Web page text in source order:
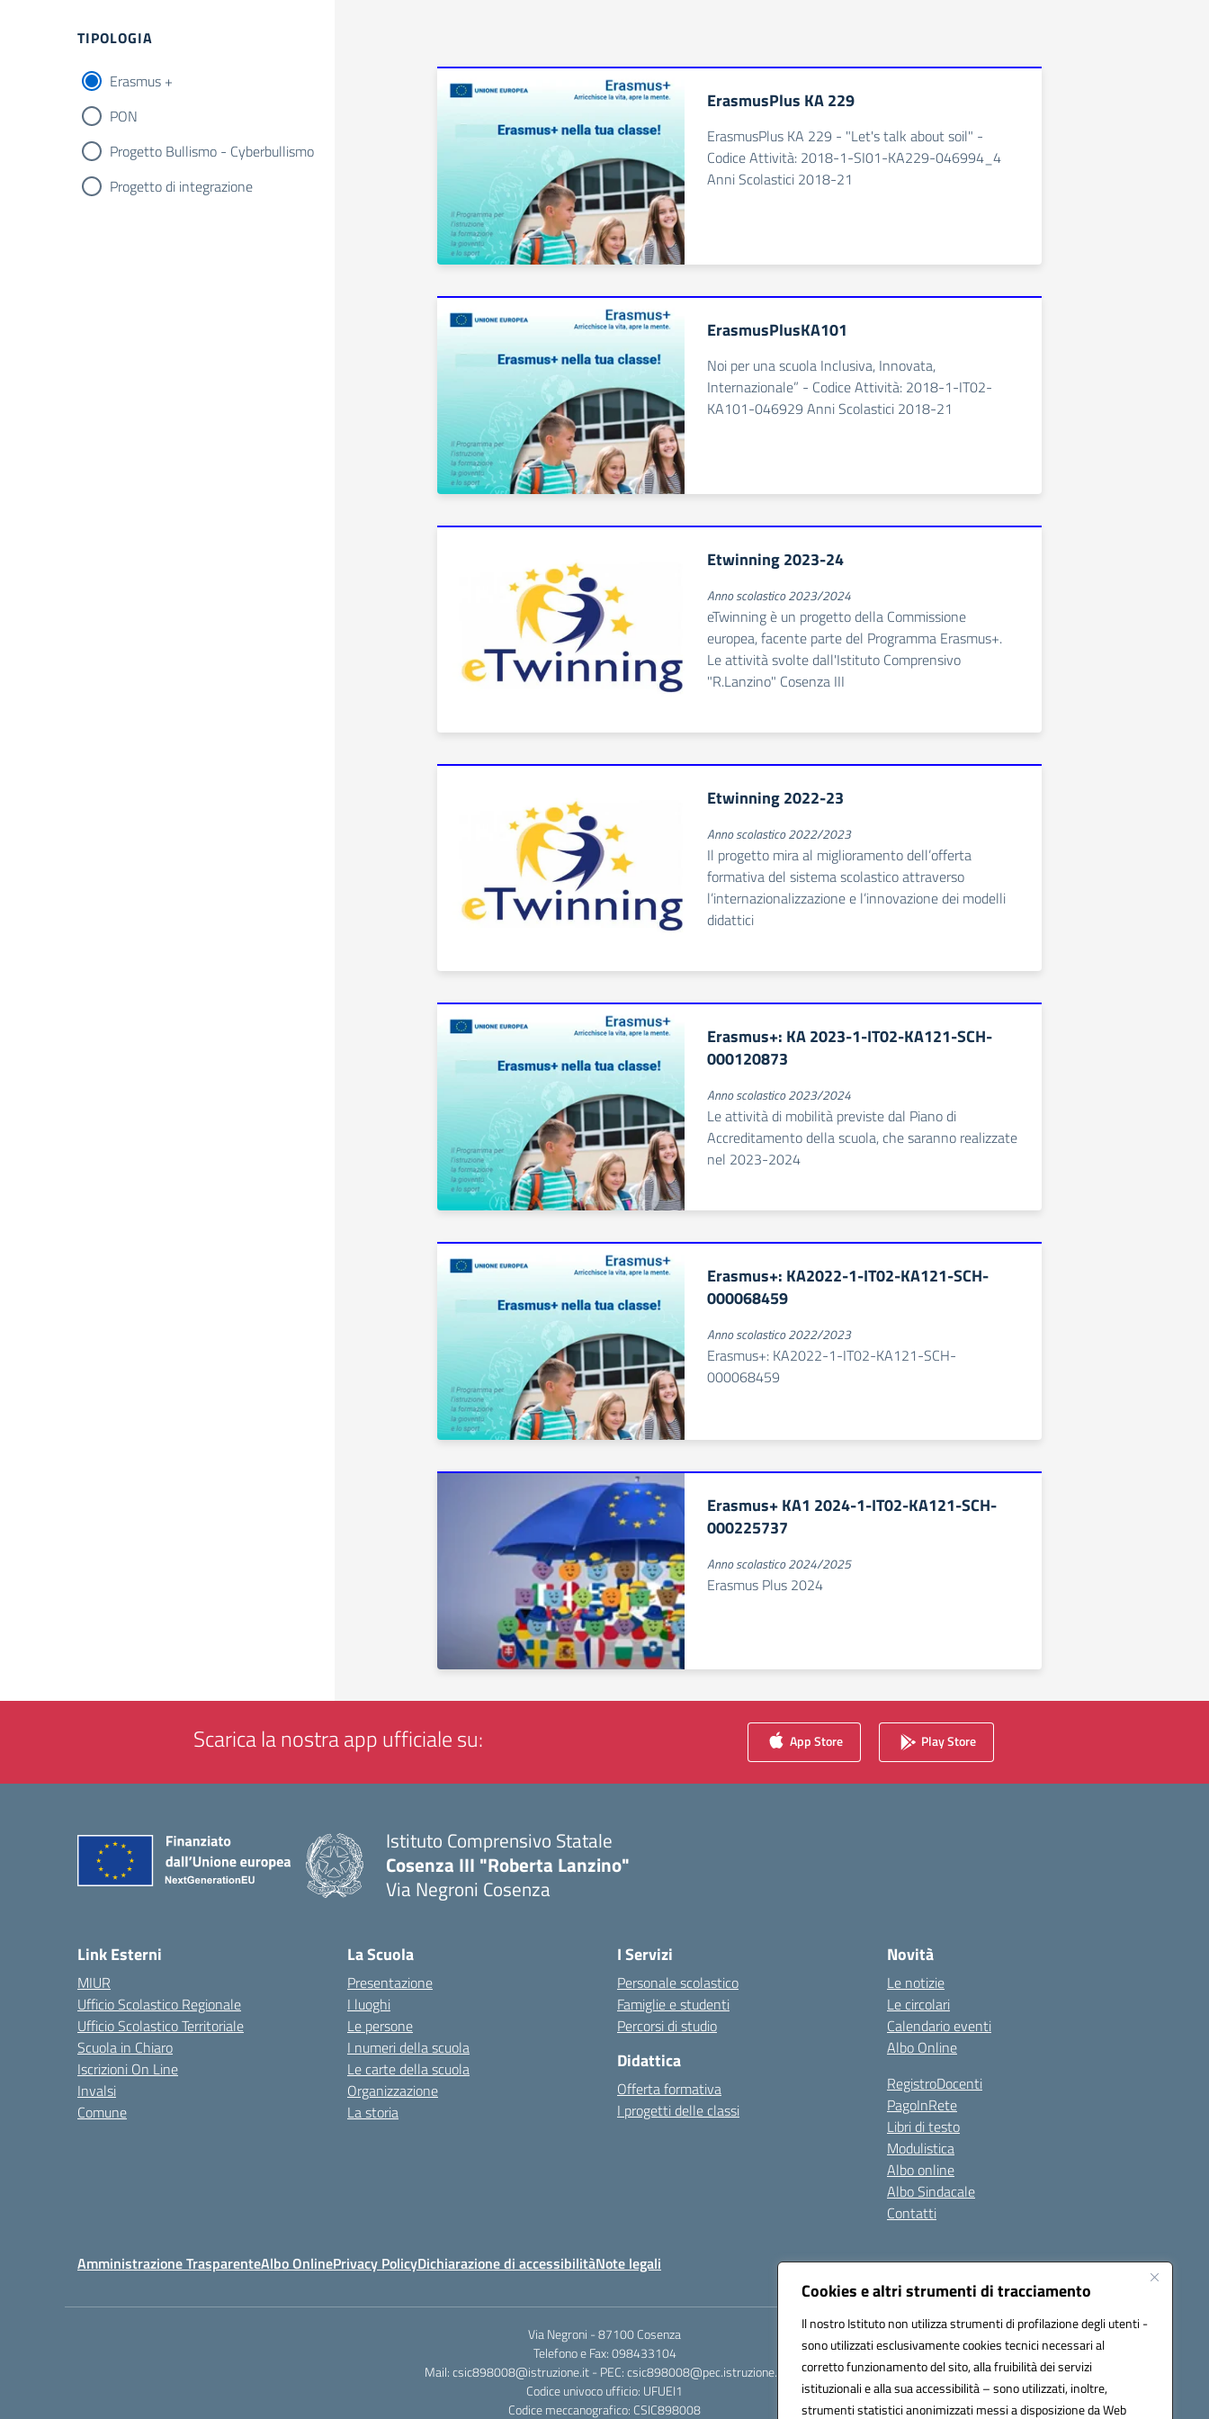
Cookies e altri strumenti di tracciamento
Il nostro Istituto non utilizza strumenti di profilazione degli utenti -
sono utilizzati esclusivamente cookies tecnici necessari al
corretto funzionamento del sito, alla fruibilità dei servizi
istituzionali e alla sua accessibilità – sono utilizzati, inoltre,
strumenti statistici anonimizzati messi a disposizione da Web
Filtri
TIPOLOGIA
Erasmus +
PON
Progetto Bullismo - Cyberbullismo
Progetto di integrazione
ErasmusPlus KA 229
ErasmusPlus KA 229 - "Let's talk about soil" -
Codice Attività: 2018-1-SI01-KA229-046994_4
Anni Scolastici 2018-21
ErasmusPlusKA101
Noi per una scuola Inclusiva, Innovata,
Internazionale” - Codice Attività: 2018-1-IT02-
KA101-046929 Anni Scolastici 2018-21
Etwinning 2023-24
Anno scolastico 2023/2024
eTwinning è un progetto della Commissione
europea, facente parte del Programma Erasmus+.
Le attività svolte dall'Istituto Comprensivo
"R.Lanzino" Cosenza III
Etwinning 2022-23
Anno scolastico 2022/2023
Il progetto mira al miglioramento dell’offerta
formativa del sistema scolastico attraverso
l’internazionalizzazione e l’innovazione dei modelli
didattici
Erasmus+: KA 2023-1-IT02-KA121-SCH-
000120873
Anno scolastico 2023/2024
Le attività di mobilità previste dal Piano di
Accreditamento della scuola, che saranno realizzate
nel 2023-2024
Erasmus+: KA2022-1-IT02-KA121-SCH-
000068459
Anno scolastico 2022/2023
Erasmus+: KA2022-1-IT02-KA121-SCH-
000068459
Erasmus+ KA1 2024-1-IT02-KA121-SCH-
000225737
Anno scolastico 2024/2025
Erasmus Plus 2024
Scarica la nostra app ufficiale su: App Store Play Store
Istituto Comprensivo Statale
Cosenza III "Roberta Lanzino"
Via Negroni Cosenza
Link Esterni
MIUR
Ufficio Scolastico Regionale
Ufficio Scolastico Territoriale
Scuola in Chiaro
Iscrizioni On Line
Invalsi
Comune
La Scuola
Presentazione
I luoghi
Le persone
I numeri della scuola
Le carte della scuola
Organizzazione
La storia
I Servizi
Personale scolastico
Famiglie e studenti
Percorsi di studio
Didattica
Offerta formativa
I progetti delle classi
Novità
Le notizie
Le circolari
Calendario eventi
Albo Online
RegistroDocenti
PagoInRete
Libri di testo
Modulistica
Albo online
Albo Sindacale
Contatti
Amministrazione TrasparenteAlbo OnlinePrivacy PolicyDichiarazione di accessibilitàNote legali
Via Negroni - 87100 Cosenza
Telefono e Fax: 098433104
Mail: csic898008@istruzione.it - PEC: csic898008@pec.istruzione.it
Codice univoco ufficio: UFUEI1
Codice meccanografico: CSIC898008